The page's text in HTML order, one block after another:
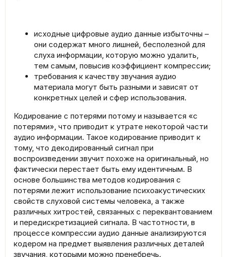
исходные цифровые аудио данные избыточны –
они содержат много лишней, бесполезной для
слуха информации, которую можно удалить,
тем самым, повысив коэффициент компрессии;
требования к качеству звучания аудио
материала могут быть разными и зависят от
конкретных целей и сфер использования.
Кодирование с потерями потому и называется «с
потерями», что приводит к утрате некоторой части
аудио информации. Такое кодирование приводит к
тому, что декодированный сигнал при
воспроизведении звучит похоже на оригинальный, но
фактически перестает быть ему идентичным. В
основе большинства методов кодирования с
потерями лежит использование психоакустических
свойств слуховой системы человека, а также
различных хитростей, связанных с переквантованием
и передискретизацией сигнала. В частотности, в
процессе компрессии аудио данные анализируются
кодером на предмет выявления различных деталей
звучания, которыми можно пренебречь.